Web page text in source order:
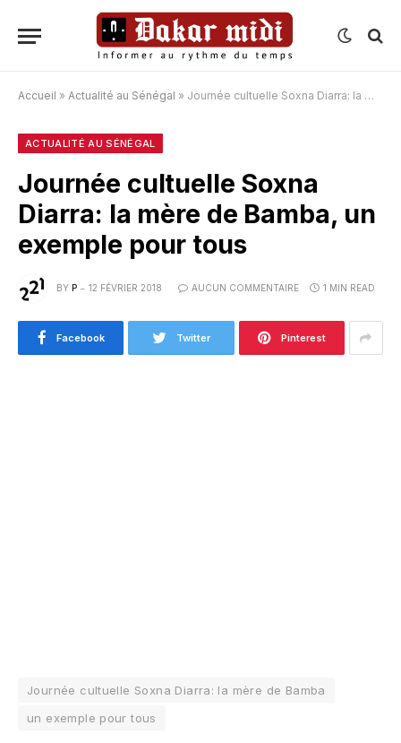
Accueil » Actualité au Sénégal » Journée cultuelle Soxna Diarra: la mère de Bamba, un exemple pour tous
ACTUALITÉ AU SÉNÉGAL
Journée cultuelle Soxna
Diarra: la mère de Bamba, un
exemple pour tous
BY P 12 FÉVRIER 2018 AUCUN COMMENTAIRE 1 MIN READ
Facebook Twitter Pinterest
Journée cultuelle Soxna Diarra: la mère de Bamba
un exemple pour tous